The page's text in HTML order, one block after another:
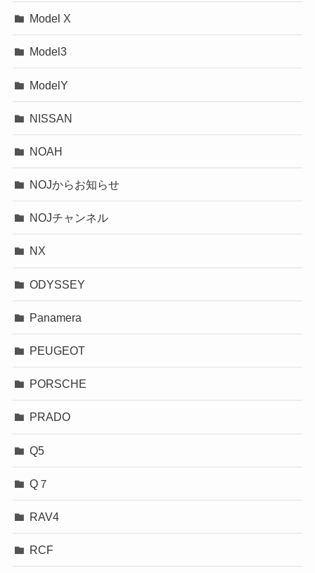
Model X
Model3
ModelY
NISSAN
NOAH
NOJからお知らせ
NOJチャンネル
NX
ODYSSEY
Panamera
PEUGEOT
PORSCHE
PRADO
Q5
Q７
RAV4
RCF